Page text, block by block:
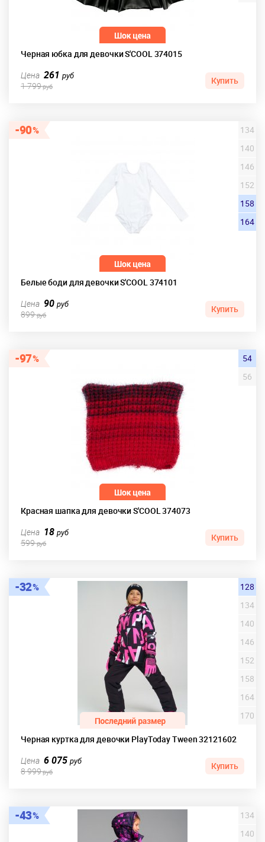
Черная юбка для девочки S'COOL 374015
Цена 261руб
1 799руб
Купить
90
Белые боди для девочки S'COOL 374101
134
140
146
152
158
164
Цена 90руб
899руб
Купить
97
Красная шапка для девочки S'COOL 374073
54
56
Цена 18руб
599руб
Купить
32
Черная куртка для девочки PlayToday Tween 32121602
128
134
140
146
152
158
164
170
Цена 6 075 руб
8 999руб
Купить
43
134
140